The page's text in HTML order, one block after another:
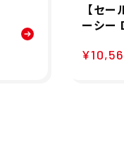
【セ
ーシー
カー